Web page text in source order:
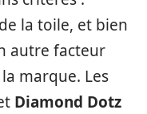
la toile, et bien
autre facteur
marque. Les
Diamond Dotz